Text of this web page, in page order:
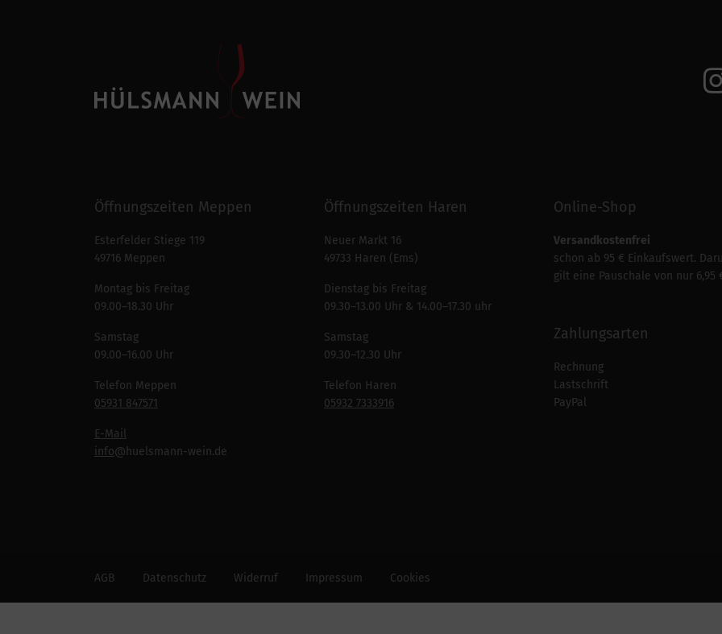
Öffnungszeiten Meppen
Esterfelder Stiege 119
49716 Meppen
Montag bis Freitag
09.00–18.30 Uhr
Samstag
09.00–16.00 Uhr
Telefon Meppen
05931 847571
E-Mail
info@huelsmann-wein.de
Öffnungszeiten Haren
Neuer Markt 16
49733 Haren (Ems)
Dienstag bis Freitag
09.30–13.00 Uhr & 14.00–17.30 uhr
Samstag
09.30–12.30 Uhr
Telefon Haren
05932 7333916
Online-Shop
Versandkostenfrei
schon ab 95 € Einkaufswert.
gilt eine Pauschale von nur 6,95
Zahlungsarten
Rechnung
Lastschrift
PayPal
AGB Datenschutz Widerruf Impressum Cookies